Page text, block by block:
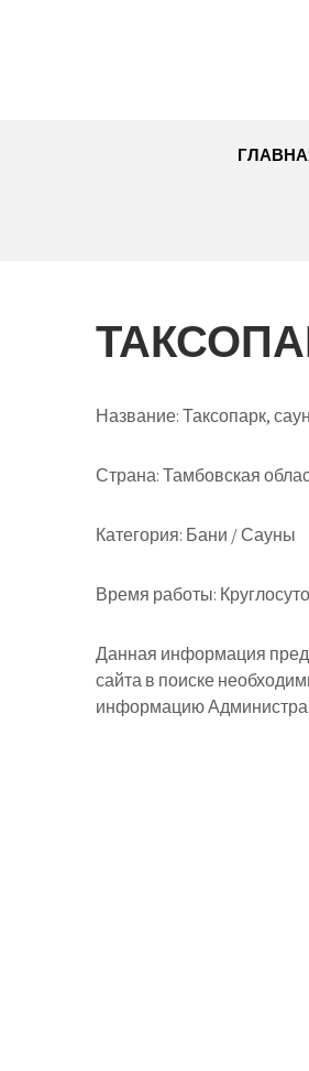
Название:Таксопарк,
Страна:Тамбовская
Категория: Бани / Сауны
Время работы:
Данная информация
сайта в поиске
информацию